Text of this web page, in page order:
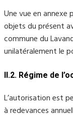
Une vue en annexe
objets du présent
commune du
unilatéralement le
II.2. Régime de
L’autorisation est
à redevances